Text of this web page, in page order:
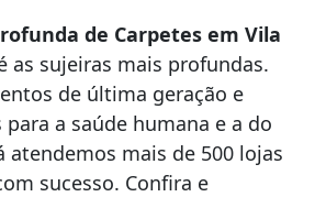
de Carpetes em Vila
as sujeiras mais profundas.
de última geração e
a saúde humana e a do
atendemos mais de 500 lojas
sucesso. Confira e